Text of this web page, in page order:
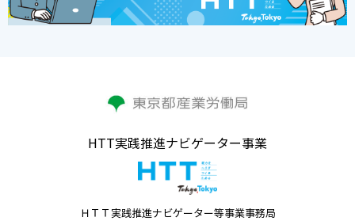
HTT実践推進ナビゲーター事業
ＨＴＴ実践推進ナビゲーター等事業事務局